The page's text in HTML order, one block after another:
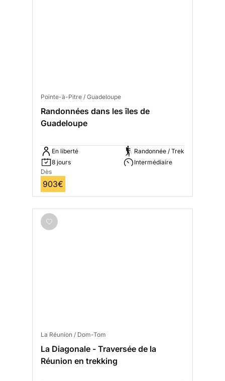
Pointe-à-Pitre / Guadeloupe
Randonnées dans les îles de
Guadeloupe
En liberté
8 jours
Randonnée / Trek
Intermédiaire
Dès
903€
La Réunion / Dom-Tom
La Diagonale - Traversée de la
Réunion en trekking